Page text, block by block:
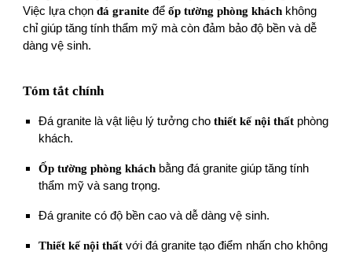
Việc lựa chọnđá granite đểốp tường phòng khách không
chỉ giúp tăng tính thẩm mỹ mà còn đảm bảo độ bền và dễ
dàng vệ sinh.
Tóm tắt chính
Đá granite là vật liệu lý tưởng chothiết kế nội thất phòng
khách.
Ốp tường phòng khách bằng đá granite giúp tăng tính
thẩm mỹ và sang trọng.
Đá granite có độ bền cao và dễ dàng vệ sinh.
Thiết kế nội thất với đá granite tạo điểm nhấn cho không